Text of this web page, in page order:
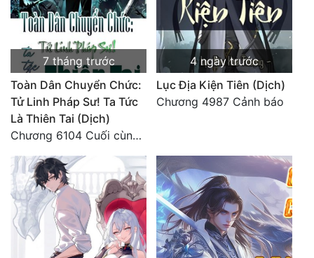
7 tháng trước
Toàn Dân Chuyển Chức:
Tử Linh Pháp Sư! Ta Tức
Là Thiên Tai (Dịch)
Chương 6104 Cuối cùng (HẾT)
4 ngày trước
Lục Địa Kiện Tiên (Dịch)
Chương 4987 Cảnh báo